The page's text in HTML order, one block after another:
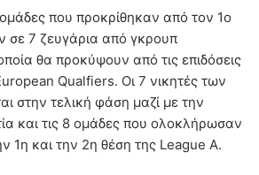
που προκρίθηκαν από τον 1ο
σε 7 ζευγάρια από γκρουπ
θα προκύψουν από τις επιδόσεις
Qualfiers. Οι 7 νικητές των
στην τελική φάση μαζί με την
και τις 8 ομάδες που ολοκλήρωσαν
1η και την 2η θέση της League A.